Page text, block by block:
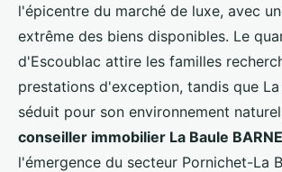
l'épicentre du marché de luxe, avec
extrême des biens disponibles. Le
d'Escoublac attire les familles
prestations d'exception, tandis que
séduit pour son environnement
conseiller immobilier La Baule
l'émergence du secteur Pornichet-La